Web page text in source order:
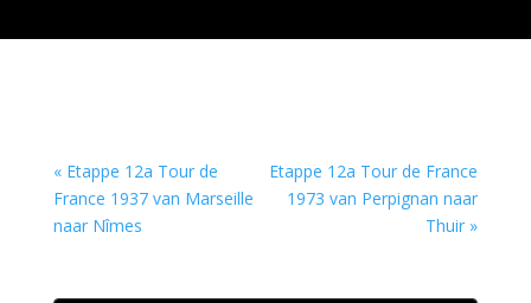
« Etappe 12a Tour de
France 1937 van Marseille
naar Nîmes
Etappe 12a Tour de France
1973 van Perpignan naar
Thuir »